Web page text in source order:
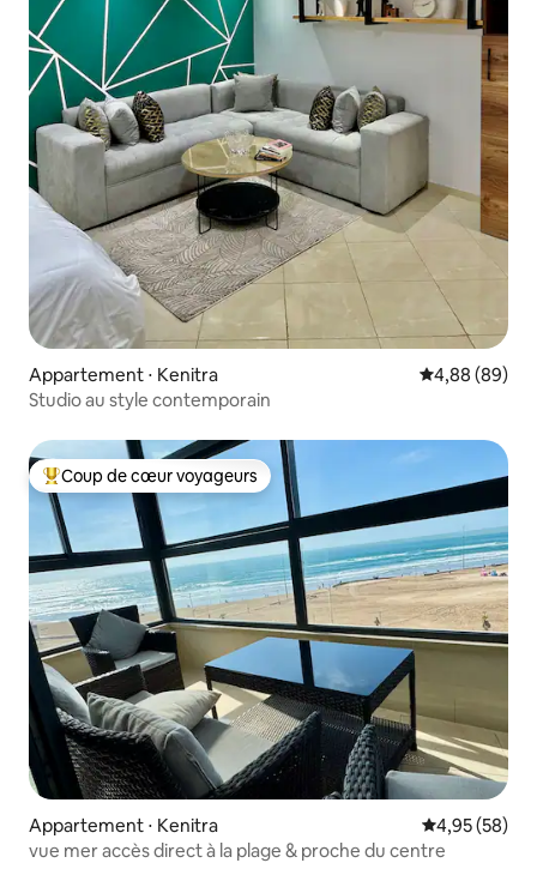
Appartement ⋅ Kenitra Évaluation
4,88 (89)
Studio au style contemporain
Coups de cœur voyageurs les plus appréciés
Coup de cœur voyageurs
Appartement ⋅ Kenitra Évaluation
4,95 (58)
vue mer accès direct à la plage & proche du centre